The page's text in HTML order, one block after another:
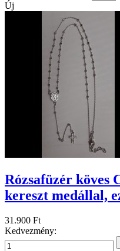
Új
Rózsafüzér köves
kereszt medállal,
31.900 Ft
Kedvezmény: